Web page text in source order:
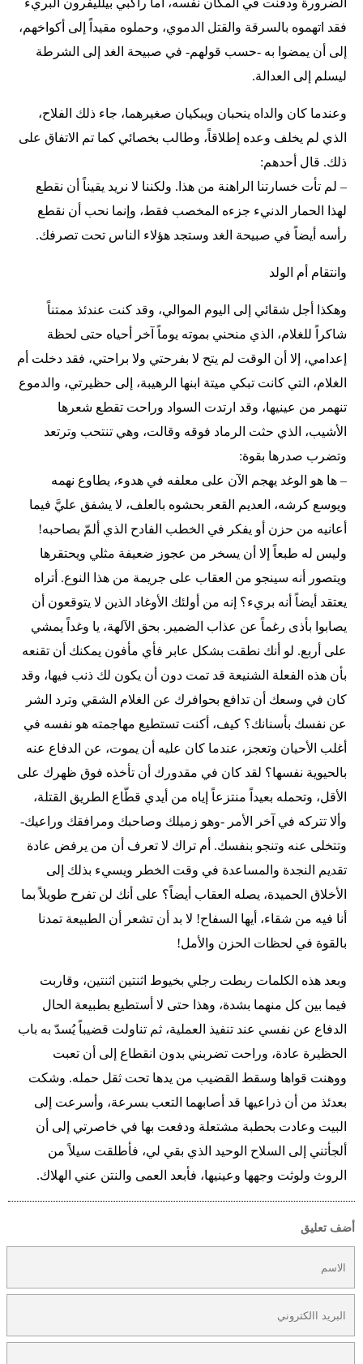
الضرورة ودفنت في المكان نفسه، أما راكبي بيلليفرون البريء
فقد اتهموه بالسرقة والقتل الدموي، وحملوه مقيداً إلى أكواخهم،
إلى أن يمضوا به -حسب قولهم- في صبيحة الغد إلى الشرطة
ليسلم إلى العدالة.
وعندما كان والداه ينحبان ويبكيان صغيرهما، جاء ذلك الفلاح،
الذي لم يخلف وعده إطلاقاً، وطالب بخصائي كما تم الاتفاق على
ذلك. قال أحدهم:
– لم تأت خسارتنا الراهنة من هذا. ولكننا لا نريد يقيناً أن نقطع
لهذا الحمار الدنيء جزءه المخصب فقط، وإنما نحب أن نقطع
رأسه أيضاً في صبيحة الغد وستجد هؤلاء الناس تحت تصرفك.
وانتقام أم الولد
وهكذا أجل شقائي إلى اليوم الموالي، وقد كنت عندئذ ممتناً
شاكراً للغلام، الذي منحني بموته يوماً آخر أحياه حتى لحظة
إعدامي، إلا أن الوقت لم يتح لا بفرحتي ولا براحتي، فقد دخلت أم
الغلام، التي كانت تبكي ميتة ابنها الرهيبة، إلى حظيرتي، والدموع
تنهمر من عينيها، وقد ارتدت السواد وراحت تقطع شعرها
الأشيب، الذي حثت الرماد فوقه وقالت، وهي تنتحب وترتعد
وتضرب صدرها بقوة:
– ها هو الوغد يهجم الآن على معلفه في هدوء، يطاوع نهمه
ويوسع كرشه، العديم القعر بحشوه بالعلف، لا يشفق عليَّ فيما
أعانيه من حزن أو يفكر في الخطب الفادح الذي ألمّ بصاحبه!
وليس له طبعاً إلا أن يسخر من عجوز ضعيفة مثلي ويحتقرها
ويتصور أنه سينجو من العقاب على جريمة من هذا النوع. أتراه
يعتقد أيضاً أنه بريء؟ إنه من أولئك الأوغاد الذين لا يتوقعون أن
يصابوا بأذى رغماً عن عذاب الضمير. بحق الآلهة، يا وغداً يمشي
على أربع. لو أنك نطقت بشكل عابر فأي مأفون يمكنك أن تقنعه
بأن هذه الفعلة الشنيعة قد تمت دون أن يكون لك ذنب فيها، وقد
كان في وسعك أن تدافع بحوافرك عن الغلام الشقي وترد الشر
عن نفسك بأسنانك؟ كيف، أكنت تستطيع مهاجمته هو نفسه في
أغلب الأحيان وتعجز، عندما كان عليه أن يموت، عن الدفاع عنه
بالحيوية نفسها؟ لقد كان في مقدورك أن تأخذه فوق ظهرك على
الأقل، وتحمله بعيداً منتزعاً إياه من أيدي قطّاع الطريق القتلة،
وألا تتركه في آخر الأمر -وهو زميلك وصاحبك ومرافقك وراعيك-
وتتخلى عنه وتنجو بنفسك. أم تراك لا تعرف أن من يرفض عادة
تقديم النجدة والمساعدة في وقت الخطر ويسيء بذلك إلى
الأخلاق الحميدة، يصله العقاب أيضاً؟ على أنك لن تفرح طويلاً بما
أنا فيه من شقاء، أيها السفاح! لا بد أن تشعر أن الطبيعة تمدنا
بالقوة في لحظات الحزن والأمل!
وبعد هذه الكلمات ربطت رجلي بخيوط اثنتين اثنتين، وقاربت
فيما بين كل منهما بشدة، وهذا حتى لا أستطيع بطبيعة الحال
الدفاع عن نفسي عند تنفيذ العملية، ثم تناولت قضيباً يُسدّ به باب
الحظيرة عادة، وراحت تضربني بدون انقطاع إلى أن تعبت
ووهنت قواها وسقط القضيب من يدها تحت ثقل حمله. وشكت
بعدئذ من أن ذراعيها قد أصابهما التعب بسرعة، وأسرعت إلى
البيت وعادت بحطبة مشتعلة ودفعت بها في خاصرتي إلى أن
ألجأتني إلى السلاح الوحيد الذي بقي لي، فأطلقت سيلاً من
الروث ولوثت وجهها وعينيها، فأبعد العمى والنتن عني الهلاك.
أضف تعليق